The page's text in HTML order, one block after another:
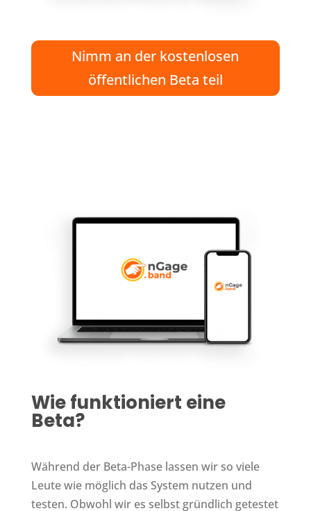
Nimm an der kostenlosen
öffentlichen Beta teil
Wie funktioniert eine
Beta?
Während der Beta-Phase lassen wir so viele
Leute wie möglich das System nutzen und
testen. Obwohl wir es selbst gründlich getestet